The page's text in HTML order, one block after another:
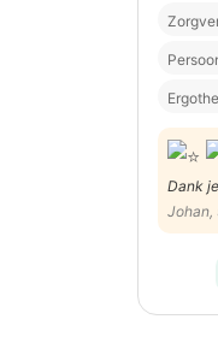
Dank
Johan,